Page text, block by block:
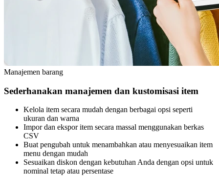
Manajemen barang
Sederhanakan manajemen dan kustomisasi item
Kelola item secara mudah dengan berbagai opsi seperti
ukuran dan warna
Impor dan ekspor item secara massal menggunakan berkas
CSV
Buat pengubah untuk menambahkan atau menyesuaikan item
menu dengan mudah
Sesuaikan diskon dengan kebutuhan Anda dengan opsi untuk
nominal tetap atau persentase